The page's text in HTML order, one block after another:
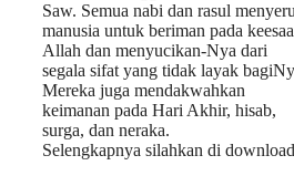
Saw. Semua nabi dan rasul menyeru
manusia untuk beriman pada
Allah dan menyucikan-Nya dari
segala sifat yang tidak layak
Mereka juga mendakwahkan
keimanan pada Hari Akhir, hisab,
surga, dan neraka.
Selengkapnya silahkan di download